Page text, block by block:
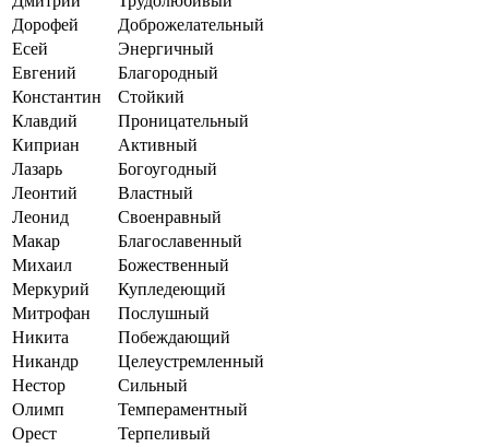
Дорофей
Доброжелательный
Есей
Энергичный
Евгений
Благородный
Константин
Стойкий
Клавдий
Проницательный
Киприан
Активный
Лазарь
Богоугодный
Леонтий
Властный
Леонид
Своенравный
Макар
Благославенный
Михаил
Божественный
Меркурий
Купледеющий
Митрофан
Послушный
Никита
Побеждающий
Никандр
Целеустремленный
Нестор
Сильный
Олимп
Темпераментный
Орест
Терпеливый